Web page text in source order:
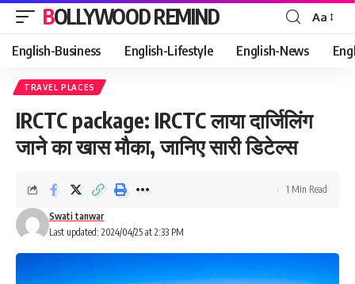
BOLLYWOOD REMIND
Font
Resizer
Aa
English-Business English-Lifestyle English-News
TRAVEL PLACES
IRCTC package: IRCTC लाया दार्जिलिंग
जाने का खास मौका, जानिए सारी डिटेल्स
Last updated: 2024/04/25 at 2:33 PM
Swati tanwar
1 Min Read